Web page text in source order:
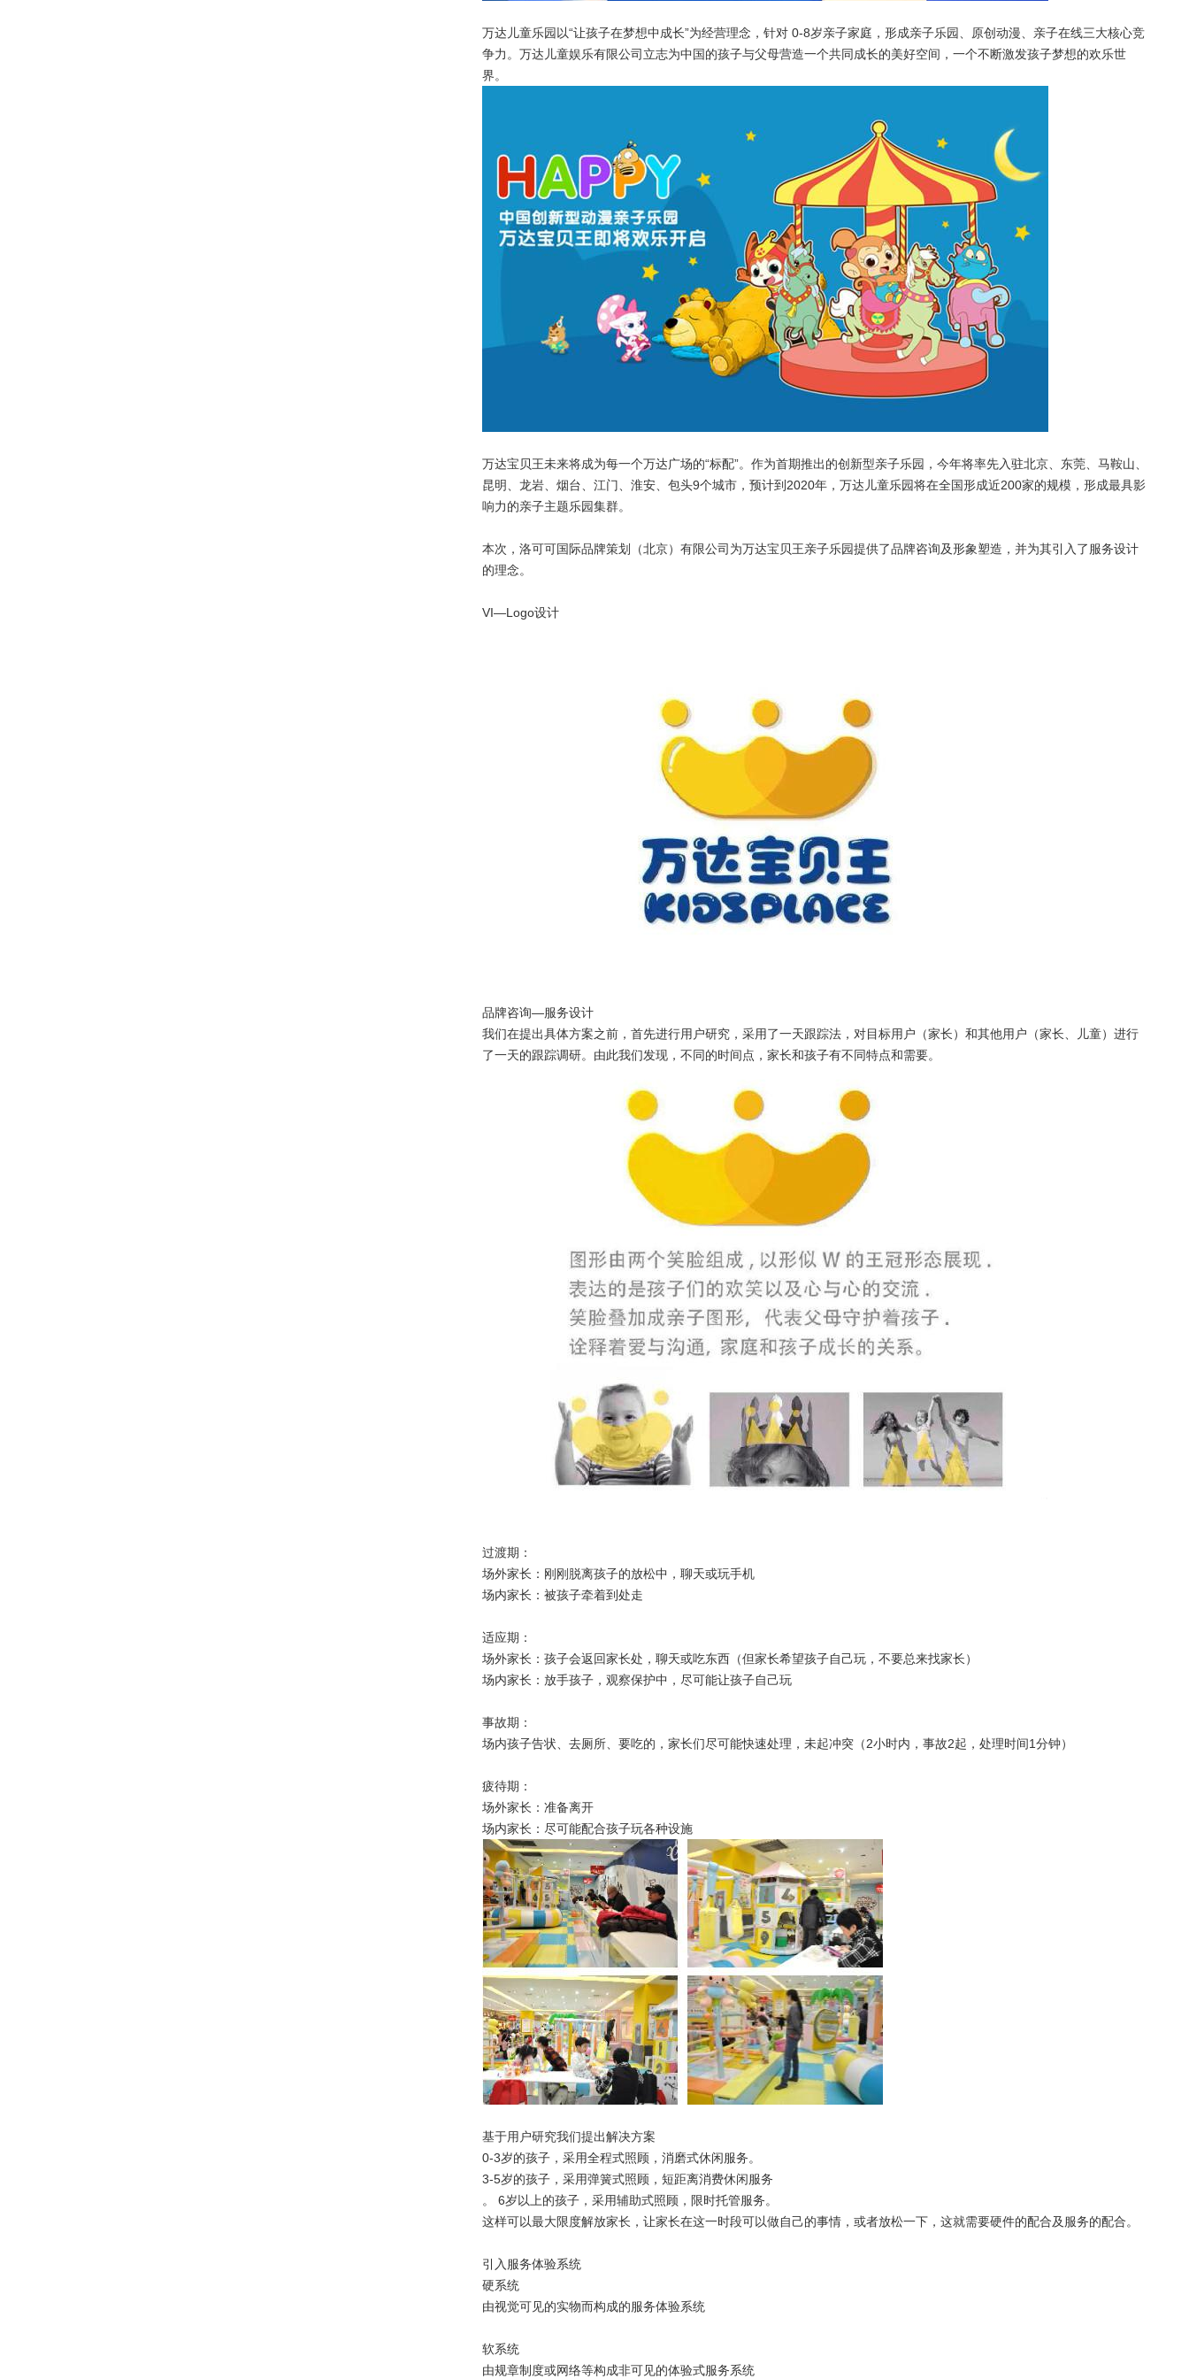
万达儿童乐园以“让孩子在梦想中成长”为经营理念，针对 0-8岁亲子家庭，形成亲子乐园、原创动漫、亲子在线三大核心竞
争力。万达儿童娱乐有限公司立志为中国的孩子与父母营造一个共同成长的美好空间，一个不断激发孩子梦想的欢乐世
界。
万达宝贝王未来将成为每一个万达广场的“标配”。作为首期推出的创新型亲子乐园，今年将率先入驻北京、东莞、马鞍山、
昆明、龙岩、烟台、江门、淮安、包头9个城市，预计到2020年，万达儿童乐园将在全国形成近200家的规模，形成最具影
响力的亲子主题乐园集群。
本次，洛可可国际品牌策划（北京）有限公司为万达宝贝王亲子乐园提供了品牌咨询及形象塑造，并为其引入了服务设计
的理念。
VI—Logo设计
品牌咨询—服务设计
我们在提出具体方案之前，首先进行用户研究，采用了一天跟踪法，对目标用户（家长）和其他用户（家长、儿童）进行
了一天的跟踪调研。由此我们发现，不同的时间点，家长和孩子有不同特点和需要。
过渡期：
场外家长：刚刚脱离孩子的放松中，聊天或玩手机
场内家长：被孩子牵着到处走
适应期：
场外家长：孩子会返回家长处，聊天或吃东西（但家长希望孩子自己玩，不要总来找家长）
场内家长：放手孩子，观察保护中，尽可能让孩子自己玩
事故期：
场内孩子告状、去厕所、要吃的，家长们尽可能快速处理，未起冲突（2小时内，事故2起，处理时间1分钟）
疲待期：
场外家长：准备离开
场内家长：尽可能配合孩子玩各种设施
基于用户研究我们提出解决方案
0-3岁的孩子，采用全程式照顾，消磨式休闲服务。
3-5岁的孩子，采用弹簧式照顾，短距离消费休闲服务
。 6岁以上的孩子，采用辅助式照顾，限时托管服务。
这样可以最大限度解放家长，让家长在这一时段可以做自己的事情，或者放松一下，这就需要硬件的配合及服务的配合。
引入服务体验系统
硬系统
由视觉可见的实物而构成的服务体验系统
软系统
由规章制度或网络等构成非可见的体验式服务系统